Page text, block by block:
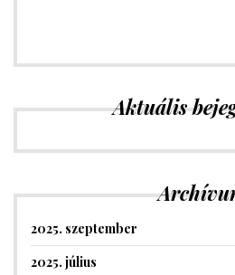
Aktuális
2025. szeptember
2025. július